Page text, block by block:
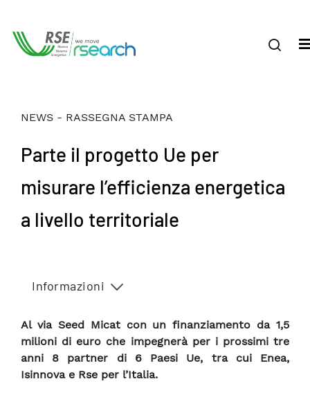
NEWS - RASSEGNA STAMPA
Parte il progetto Ue per
misurare l’efficienza energetica
a livello territoriale
Informazioni
Al via Seed Micat con un finanziamento da 1,5
milioni di euro che impegnerà per i prossimi tre
anni 8 partner di 6 Paesi Ue, tra cui Enea,
Isinnova e Rse per l’Italia.